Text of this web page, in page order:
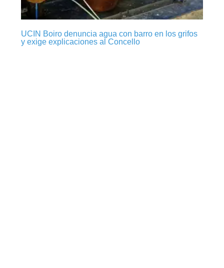
UCIN Boiro denuncia agua con barro en los grifos
y exige explicaciones al Concello